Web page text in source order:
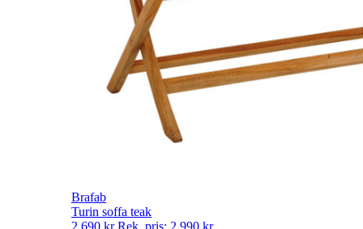
Brafab
Turin soffa teak
2 690 kr Rek. pris: 2 990 kr